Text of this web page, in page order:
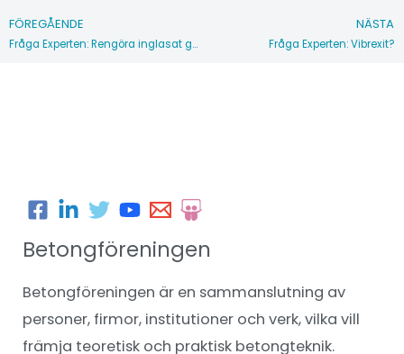
Föregående
FÖREGÅENDE
Fråga Experten: Rengöra inglasat golv?
NÄSTA
Fråga Experten: Vibrexit?
Betongföreningen
Betongföreningen är en sammanslutning av
personer, firmor, institutioner och verk, vilka vill
främja teoretisk och praktisk betongteknik.